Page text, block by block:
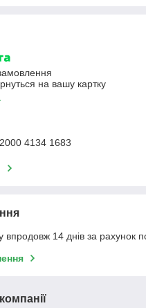
на вашу картку
4134 1683
впродовж 14 днів за рахунок